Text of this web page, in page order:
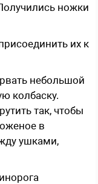
ножки
их к
небольшой
колбаску.
так, чтобы
в
ушками,